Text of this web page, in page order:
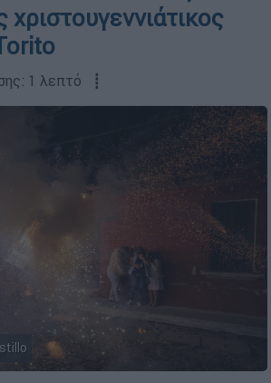
χριστουγεννιάτικος
1 λεπτό ┋